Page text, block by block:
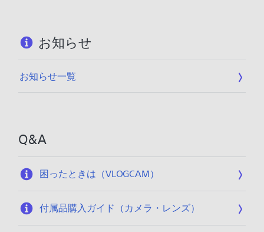
お知らせ
お知らせ一覧
Q&A
困ったときは（VLOGCAM）
付属品購入ガイド（カメラ・レンズ）